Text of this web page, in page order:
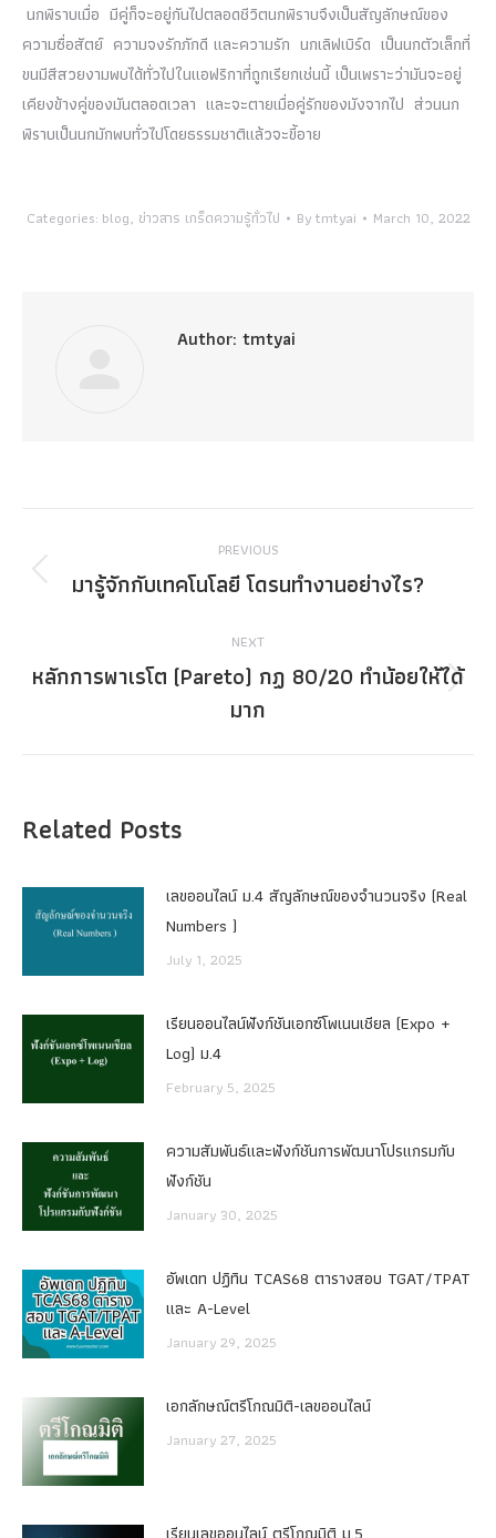
นกพิราบเมื่อ มีคู่ก็จะอยู่กันไปตลอดชีวิตนกพิราบจึงเป็นสัญลักษณ์ของ
ความซื่อสัตย์ ความจงรักภักดี และความรัก นกเลิฟเบิร์ด เป็นนกตัวเล็กที่
ขนมีสีสวยงามพบได้ทั่วไปในแอฟริกาที่ถูกเรียกเช่นนี้ เป็นเพราะว่ามันจะอยู่
เคียงข้างคู่ของมันตลอดเวลา และจะตายเมื่อคู่รักของมังจากไป ส่วนนก
พิราบเป็นนกมักพบทั่วไปโดยธรรมชาติแล้วจะขี้อาย
Categories: blog, ข่าวสาร เกร็ดความรู้ทั่วไป Bytmtyai March 10, 2022
Author: tmtyai
navigation
PREVIOUS
Previous
มารู้จักกับเทคโนโลยี โดรนทำงานอย่างไร?
NEXT
Next
post:
หลักการพาเรโต (Pareto) กฏ 80/20 ทำน้อยให้ได้
มาก
Related Posts
เลขออนไลน์ ม.4 สัญลักษณ์ของจำนวนจริง (Real
Numbers )
July 1, 2025
เรียนออนไลน์ฟังก์ชันเอกซ์โพเนนเชียล (Expo +
Log) ม.4
February 5, 2025
ความสัมพันธ์และฟังก์ชันการพัฒนาโปรแกรมกับ
ฟังก์ชัน
January 30, 2025
อัพเดท ปฏิทิน TCAS68 ตารางสอบ TGAT/TPAT
และ A-Level
January 29, 2025
เอกลักษณ์ตรีโกณมิติ-เลขออนไลน์
January 27, 2025